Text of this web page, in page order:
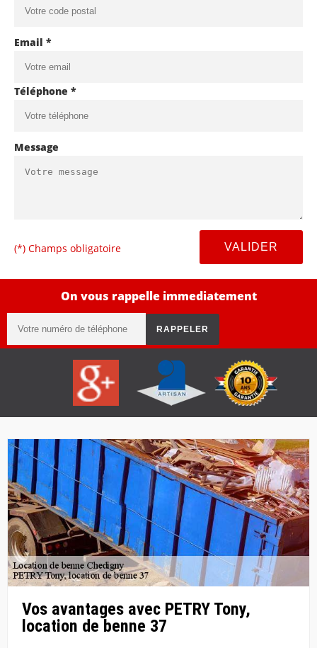
Email *
Téléphone *
Message
(*) Champs obligatoire
On vous rappelle immediatement
Vos avantages avec PETRY Tony,
location de benne 37